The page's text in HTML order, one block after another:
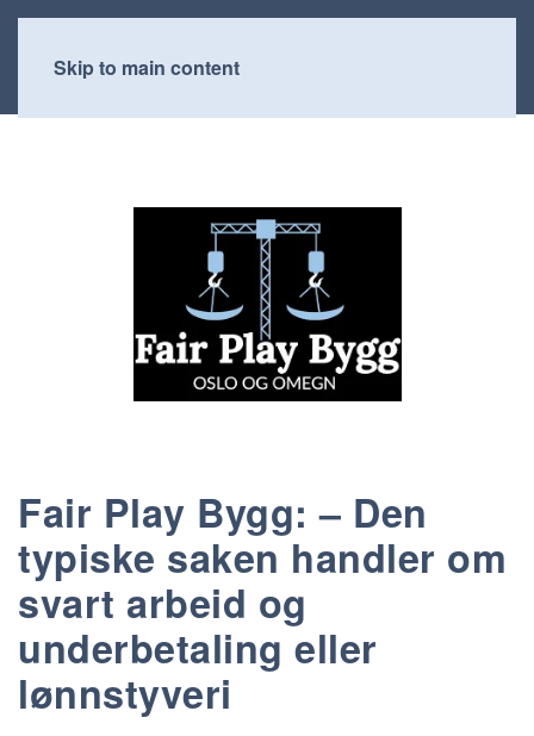
Skip to main content
Fair Play Bygg: – Den
typiske saken handler om
svart arbeid og
underbetaling eller
lønnstyveri